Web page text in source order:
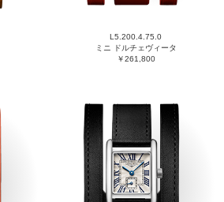
L5.200.4.75.0
ミニ ドルチェヴィータ
￥261,800